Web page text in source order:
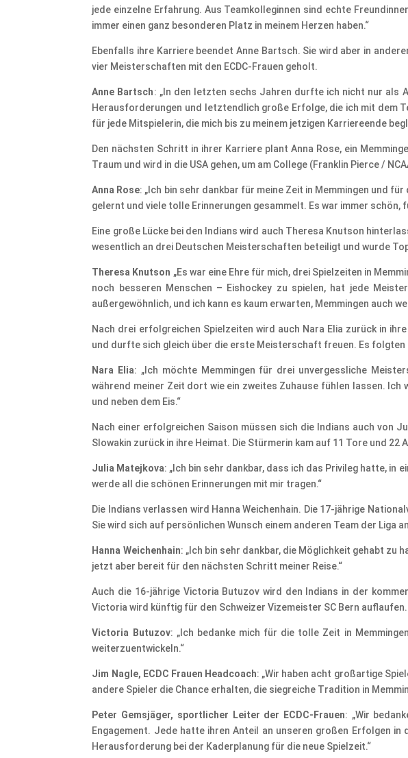
jede einzelne Erfahrung. Aus Teamkolleginnen sind echte
immer einen ganz besonderen Platz in meinem Herzen haben.“
Ebenfalls ihre Karriere beendet Anne Bartsch. Sie wird aber in
vier Meisterschaften mit den ECDC-Frauen geholt.
Anne Bartsch: „In den letzten sechs Jahren durfte ich nicht nur als
Herausforderungen und letztendlich große Erfolge, die ich mit dem
für jede Mitspielerin, die mich bis zu meinem jetzigen Karriereende
Den nächsten Schritt in ihrer Karriere plant Anna Rose, ein
Traum und wird in die USA gehen, um am College (Franklin Pierce /
Anna Rose: „Ich bin sehr dankbar für meine Zeit in Memmingen und
gelernt und viele tolle Erinnerungen gesammelt. Es war immer schön,
Eine große Lücke bei den Indians wird auch Theresa Knutson
wesentlich an drei Deutschen Meisterschaften beteiligt und wurde
Theresa Knutson „Es war eine Ehre für mich, drei Spielzeiten in
noch besseren Menschen – Eishockey zu spielen, hat jede
außergewöhnlich, und ich kann es kaum erwarten, Memmingen auch
Nach drei erfolgreichen Spielzeiten wird auch Nara Elia zurück in
und durfte sich gleich über die erste Meisterschaft freuen. Es
Nara Elia: „Ich möchte Memmingen für drei unvergessliche
während meiner Zeit dort wie ein zweites Zuhause fühlen lassen.
und neben dem Eis.“
Nach einer erfolgreichen Saison müssen sich die Indians auch von
Slowakin zurück in ihre Heimat. Die Stürmerin kam auf 11 Tore und
Julia Matejkova: „Ich bin sehr dankbar, dass ich das Privileg hatte, in
werde all die schönen Erinnerungen mit mir tragen.“
Die Indians verlassen wird Hanna Weichenhain. Die 17-jährige
Sie wird sich auf persönlichen Wunsch einem anderen Team der Liga
Hanna Weichenhain: „Ich bin sehr dankbar, die Möglichkeit gehabt zu
jetzt aber bereit für den nächsten Schritt meiner Reise.“
Auch die 16-jährige Victoria Butuzov wird den Indians in der
Victoria wird künftig für den Schweizer Vizemeister SC Bern auflaufen.
Victoria Butuzov: „Ich bedanke mich für die tolle Zeit in
weiterzuentwickeln.“
Jim Nagle, ECDC Frauen Headcoach: „Wir haben acht großartige
andere Spieler die Chance erhalten, die siegreiche Tradition in
Peter Gemsjäger, sportlicher Leiter der ECDC-Frauen: „Wir
Engagement. Jede hatte ihren Anteil an unseren großen Erfolgen
Herausforderung bei der Kaderplanung für die neue Spielzeit.“